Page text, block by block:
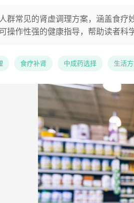
群常见的肾虚调理方案，涵盖食疗
操作性强的健康指导，帮助读者科
食疗补肾 中成药选择 生活